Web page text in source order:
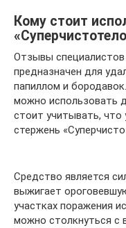
Кому стоит
Отзывы
предназначен для
папиллом и
можно использовать
стоит учитывать,
стержень
Средство является
выжигает
участках поражения
можно столкнуться с